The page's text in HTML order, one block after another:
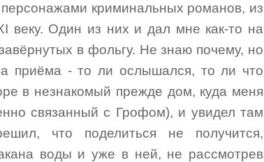
криминальных романов, из
веку. Один из них и дал мне как-то на
в фольгу. Не знаю почему, но
приёма - то ли ослышался, то ли что
в незнакомый прежде дом, куда меня
связанный с Грофом), и увидел там
что поделиться не получится,
воды и уже в ней, не рассмотрев